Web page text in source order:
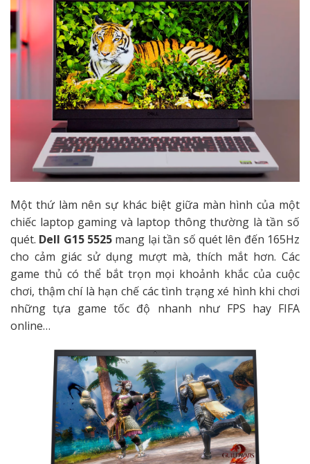
Một thứ làm nên sự khác biệt giữa màn hình của một
chiếc laptop gaming và laptop thông thường là tần số
quét. Dell G15 5525 mang lại tần số quét lên đến 165Hz
cho cảm giác sử dụng mượt mà, thích mắt hơn. Các
game thủ có thể bắt trọn mọi khoảnh khắc của cuộc
chơi, thậm chí là hạn chế các tình trạng xé hình khi chơi
những tựa game tốc độ nhanh như FPS hay FIFA
online…